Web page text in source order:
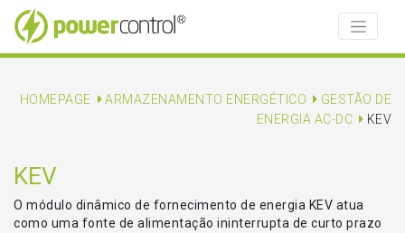
HOMEPAGE ARMAZENAMENTO ENERGÉTICO
GESTÃO DE
ENERGIA AC-DC
KEV
KEV
O módulo dinâmico de fornecimento de energia KEV atua
como uma fonte de alimentação ininterrupta de curto prazo